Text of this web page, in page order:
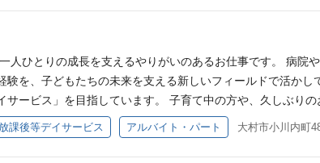
組みに興味がある方
「自分にもできるか見てみたい」 そんな方も、まずは見
、1日の流れなどを見てから応募を検討いただけます。 見学
サービスとは】 放課後等デイサービスでは、6歳～18歳ま
放課後や長期休暇中の支援を行います。 学習（宿題）、身
とりの特性に合わせた支援・指導を行っています。 子どもた
く、やりがいのある仕事です。 必須条件 ①普通自動車運転免
を行っています。 ・コミュニケーション支援の方法 ・言葉
・保護者との情報共有 などについて相談しながら業務を進
士で学び合いながら成長できる環境が整っています。 【IT×
STEAM教育を取り入れた支援を行っています。 レゴ・知育
がら学べる環境を提供しています。 「ITは詳しくない…」
、学びながら支援に関わることができます◎ ※STEAM教育
代に必要な力を育む教育プログラムです。 【未経験・ブ
作成 ・子どもの送迎 【言語聴覚士としての経験を活かせま
ちのコミュニケーションや成長を支えるお仕事です。 一人ひ
共有 などを行いながら、子どもたちの「伝わった！」「話
ニケーションの可能性を広げ、自信や成長につなげていける
も歓迎】 病院・クリニック・介護施設・訪問リハビリ等で培
作業療法士・理学療法士・言語聴覚士も、入職時は全員が児
人ひとりの成長を支えるやりがいのあるお仕事です。 病院
を、子どもたちの未来を支える新しいフィールドで活かし
ービス」を目指しています。 子育て中の方や、久しぶりの
しており、週2日～（扶養内勤務）OKです◎ 【主な業務内
の企画 ・ソーシャルスキルトレーニングの実施 ・集団活
録の作成 ・子どもの送迎 【言語聴覚士としての専門性を活
課後等デイサービス アルバイト・パート 大村市小川内町